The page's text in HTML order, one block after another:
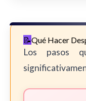
Qué Hacer
Los pasos